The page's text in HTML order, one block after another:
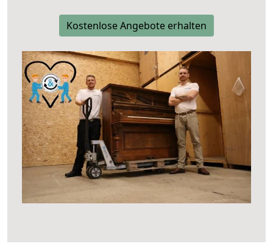
Kostenlose Angebote erhalten